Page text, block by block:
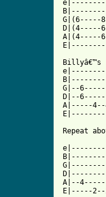
Billyâ€™s
G|--
D|--
A|-----
Repeat
A|--
E|-----